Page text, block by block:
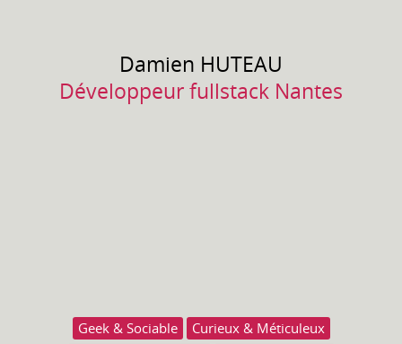
Damien HUTEAU
Développeur fullstack Nantes
Geek & Sociable
Curieux & Méticuleux